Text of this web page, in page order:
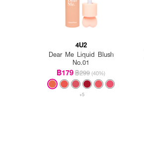
4U2
Dear Me Liquid Blush
No.01
฿179฿299 (40%)
+5